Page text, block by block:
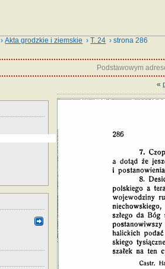
›Akta grodzkie i ziemskie ›T. 24 › strona 286
Podstawowym
«